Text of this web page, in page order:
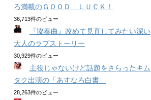
ろ満載のＧＯＯＤ ＬＵＣＫ！
36,713件のビュー
『協奏曲』改めて見直してみたい深い
大人のラブストーリー
30,929件のビュー
主役じゃないけど話題をさらったキム
タク出演の「あすなろ白書」
28,263件のビュー